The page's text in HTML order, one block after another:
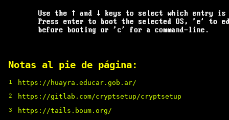
Notas al pie de página:
1 https://huayra.educar.gob.ar/
2 https://gitlab.com/cryptsetup/cryptsetup
3 https://tails.boum.org/